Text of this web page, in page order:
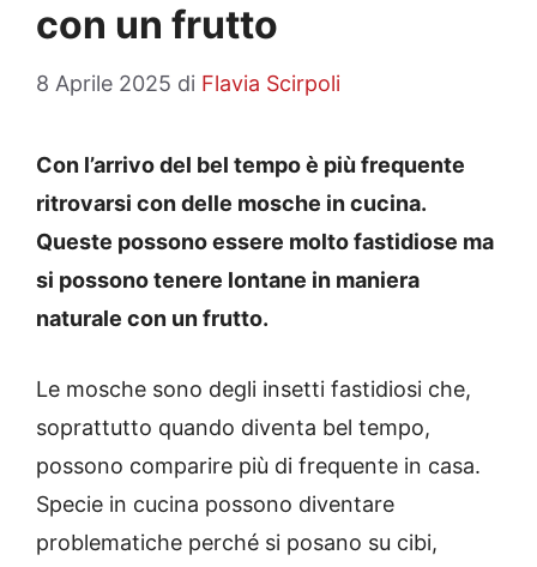
con un frutto
8 Aprile 2025 di Flavia Scirpoli
Con l’arrivo del bel tempo è più frequente
ritrovarsi con delle mosche in cucina.
Queste possono essere molto fastidiose ma
si possono tenere lontane in maniera
naturale con un frutto.
Le mosche sono degli insetti fastidiosi che,
soprattutto quando diventa bel tempo,
possono comparire più di frequente in casa.
Specie in cucina possono diventare
problematiche perché si posano su cibi,